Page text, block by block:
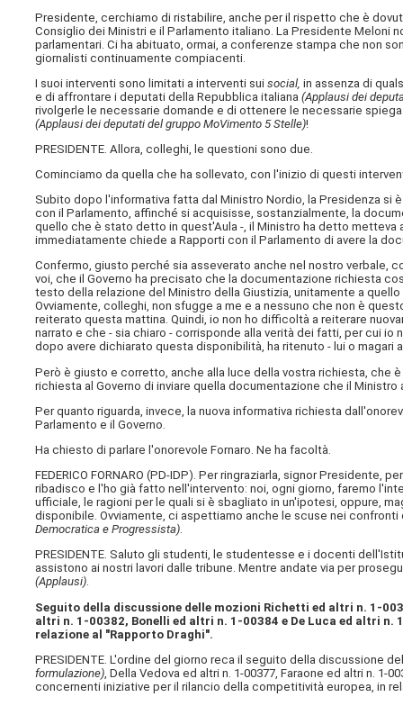
Presidente, cerchiamo di ristabilire, anche per il rispetto che è
Consiglio dei Ministri e il Parlamento italiano. La Presidente Meloni
parlamentari. Ci ha abituato, ormai, a conferenze stampa che non
giornalisti continuamente compiacenti.
I suoi interventi sono limitati a interventi suisocial, in assenza di
e di affrontare i deputati della Repubblica italiana(Applausi dei
rivolgerle le necessarie domande e di ottenere le necessarie
(Applausi dei deputati del gruppo MoVimento 5 Stelle)!
PRESIDENTE. Allora, colleghi, le questioni sono due.
Cominciamo da quella che ha sollevato, con l'inizio di questi
Subito dopo l'informativa fatta dal Ministro Nordio, la Presidenza si
con il Parlamento, affinché si acquisisse, sostanzialmente, la
quello che è stato detto in quest'Aula -, il Ministro ha detto
immediatamente chiede a Rapporti con il Parlamento di avere la
Confermo, giusto perché sia asseverato anche nel nostro verbale,
voi, che il Governo ha precisato che la documentazione richiesta
testo della relazione del Ministro della Giustizia, unitamente a
Ovviamente, colleghi, non sfugge a me e a nessuno che non è
reiterato questa mattina. Quindi, io non ho difficoltà a reiterare
narrato e che - sia chiaro - corrisponde alla verità dei fatti, per cui
dopo avere dichiarato questa disponibilità, ha ritenuto - lui o
Però è giusto e corretto, anche alla luce della vostra richiesta, che
richiesta al Governo di inviare quella documentazione che il
Per quanto riguarda, invece, la nuova informativa richiesta
Parlamento e il Governo.
Ha chiesto di parlare l'onorevole Fornaro. Ne ha facoltà.
FEDERICO FORNARO (PD-IDP). Per ringraziarla, signor Presidente,
ribadisco e l'ho già fatto nell'intervento: noi, ogni giorno, faremo
ufficiale, le ragioni per le quali si è sbagliato in un'ipotesi, oppure,
disponibile. Ovviamente, ci aspettiamo anche le scuse nei
Democratica e Progressista).
PRESIDENTE. Saluto gli studenti, le studentesse e i docenti
assistono ai nostri lavori dalle tribune. Mentre andate via per
(Applausi).
Seguito della discussione delle mozioni Richetti ed altri n. 1-
altri n. 1-00382, Bonelli ed altri n. 1-00384 e De Luca ed altri
relazione al "Rapporto Draghi".
PRESIDENTE. L'ordine del giorno reca il seguito della discussione
formulazione) , Della Vedova ed altri n. 1-00377, Faraone ed altri n. 1-
concernenti iniziative per il rilancio della competitività europea, in